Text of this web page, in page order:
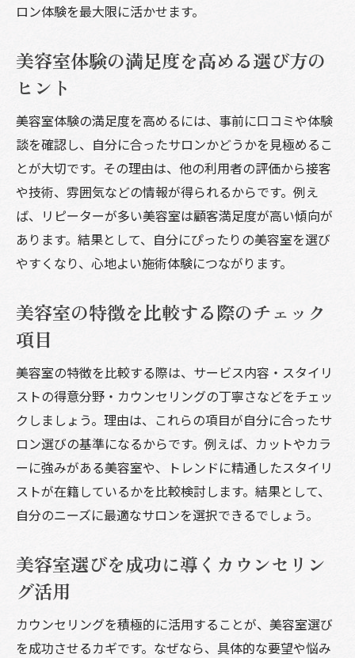
ロン体験を最大限に活かせます。
美容室体験の満足度を高める選び方の
ヒント
美容室体験の満足度を高めるには、事前に口コミや体験
談を確認し、自分に合ったサロンかどうかを見極めるこ
とが大切です。その理由は、他の利用者の評価から接客
や技術、雰囲気などの情報が得られるからです。例え
ば、リピーターが多い美容室は顧客満足度が高い傾向が
あります。結果として、自分にぴったりの美容室を選び
やすくなり、心地よい施術体験につながります。
美容室の特徴を比較する際のチェック
項目
美容室の特徴を比較する際は、サービス内容・スタイリ
ストの得意分野・カウンセリングの丁寧さなどをチェッ
クしましょう。理由は、これらの項目が自分に合ったサ
ロン選びの基準になるからです。例えば、カットやカラ
ーに強みがある美容室や、トレンドに精通したスタイリ
ストが在籍しているかを比較検討します。結果として、
自分のニーズに最適なサロンを選択できるでしょう。
美容室選びを成功に導くカウンセリン
グ活用
カウンセリングを積極的に活用することが、美容室選び
を成功させるカギです。なぜなら、具体的な要望や悩み